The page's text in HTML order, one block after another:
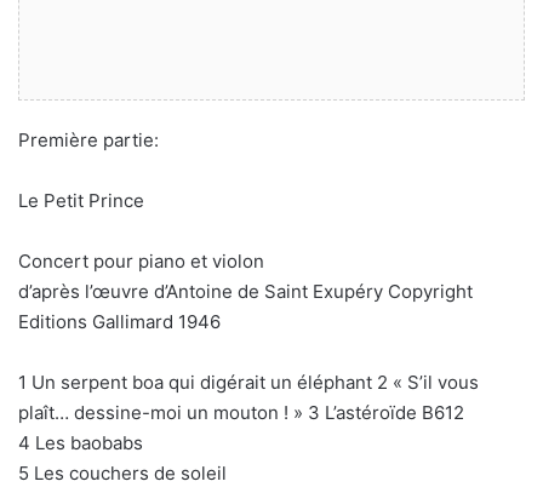
Première partie:
Le Petit Prince
Concert pour piano et violon
d’après l’œuvre d’Antoine de Saint Exupéry Copyright
Editions Gallimard 1946
1 Un serpent boa qui digérait un éléphant 2 « S’il vous
plaît… dessine-moi un mouton ! » 3 L’astéroïde B612
4 Les baobabs
5 Les couchers de soleil